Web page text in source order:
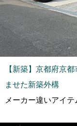
【新築】京都府京
ませた新築外構
メーカー違いアイ